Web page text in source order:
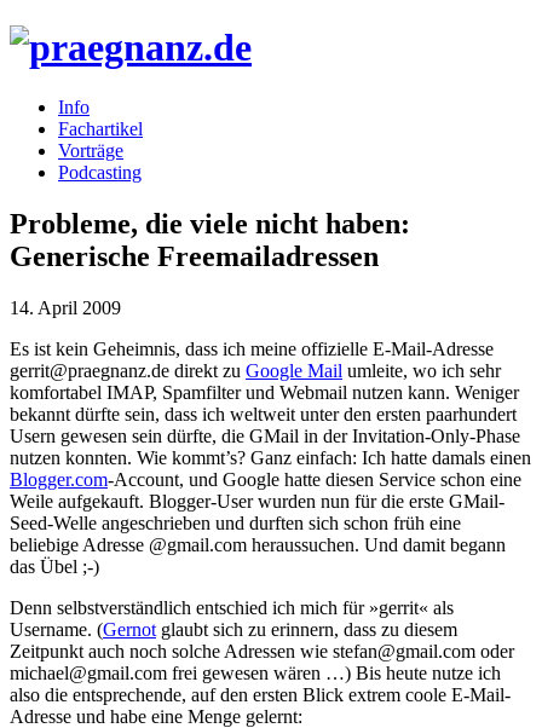
Info
Fachartikel
Vorträge
Podcasting
Probleme, die viele nicht haben:
Generische Freemailadressen
14. April 2009
Es ist kein Geheimnis, dass ich meine offizielle E-Mail-Adresse
gerrit@praegnanz.de direkt zu Google Mail umleite, wo ich sehr
komfortabel IMAP, Spamfilter und Webmail nutzen kann. Weniger
bekannt dürfte sein, dass ich weltweit unter den ersten paarhundert
Usern gewesen sein dürfte, die GMail in der Invitation-Only-Phase
nutzen konnten. Wie kommt’s? Ganz einfach: Ich hatte damals einen
Blogger.com-Account, und Google hatte diesen Service schon eine
Weile aufgekauft. Blogger-User wurden nun für die erste GMail-
Seed-Welle angeschrieben und durften sich schon früh eine
beliebige Adresse @gmail.com heraussuchen. Und damit begann
das Übel ;-)
Denn selbstverständlich entschied ich mich für »gerrit« als
Username. (Gernot glaubt sich zu erinnern, dass zu diesem
Zeitpunkt auch noch solche Adressen wie stefan@gmail.com oder
michael@gmail.com frei gewesen wären …) Bis heute nutze ich
also die entsprechende, auf den ersten Blick extrem coole E-Mail-
Adresse und habe eine Menge gelernt: